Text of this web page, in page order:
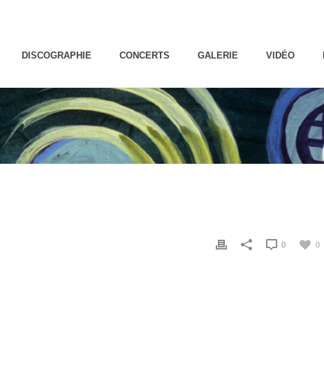
DISCOGRAPHIE CONCERTS GALERIE VIDÉO
0
0